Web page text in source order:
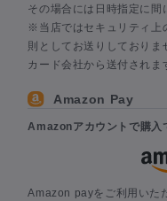
その場合には日時指定に間
※当店ではセキュリティ上
則としてお送りしておりま
カード会社から送付されま
Amazon Pay
Amazonアカウントで購入
Amazon payをご利用いた